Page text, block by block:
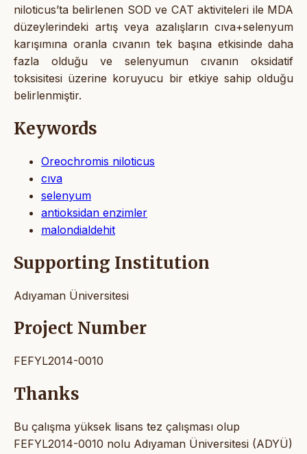
niloticus’ta belirlenen SOD ve CAT aktiviteleri ile MDA
düzeylerindeki artış veya azalışların cıva+selenyum
karışımına oranla cıvanın tek başına etkisinde daha
fazla olduğu ve selenyumun cıvanın oksidatif
toksisitesi üzerine koruyucu bir etkiye sahip olduğu
belirlenmiştir.
Keywords
Oreochromis niloticus
cıva
selenyum
antioksidan enzimler
malondialdehit
Supporting Institution
Adıyaman Üniversitesi
Project Number
FEFYL2014-0010
Thanks
Bu çalışma yüksek lisans tez çalışması olup
FEFYL2014-0010 nolu Adıyaman Üniversitesi (ADYÜ)